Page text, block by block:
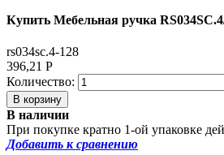
Купить Мебельная ручка
rs034sc.4-128
396,21 Р
Количество:
В наличии
При покупке кратно 1-ой упаковке
Добавить к сравнению